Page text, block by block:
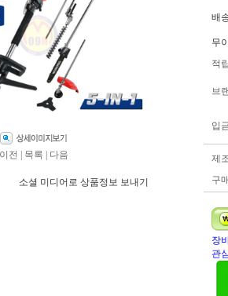
이전 목록 다음
소셜 미디어로 상품정보 보내기
배
무
적
브
입
제
구
장
관